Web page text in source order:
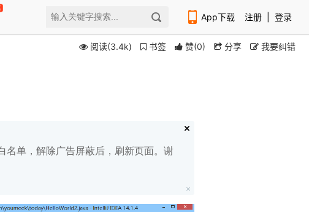
App下载 注册 登录
阅读(3.4k) 书签 赞(0) 分享 我要纠错
名单，解除广告屏蔽后，刷新页面。谢